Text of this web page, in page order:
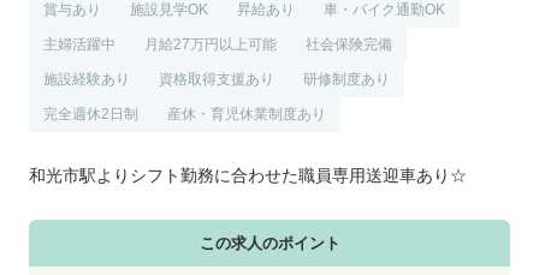
賞与あり 施設見学OK 昇給あり 車・バイク通勤OK
主婦活躍中 月給27万円以上可能 社会保険完備
施設経験あり 資格取得支援あり 研修制度あり
完全週休2日制 産休・育児休業制度あり
和光市駅よりシフト勤務に合わせた職員専用送迎車あり☆
この求人のポイント